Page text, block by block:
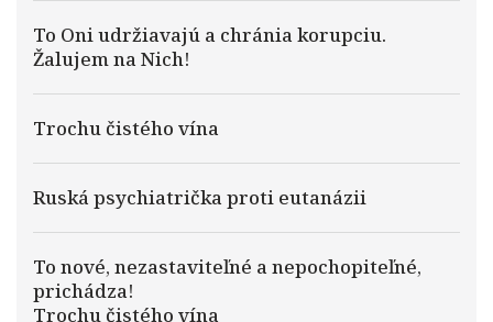
To Oni udržiavajú a chránia korupciu.
Žalujem na Nich!
Trochu čistého vína
Ruská psychiatrička proti eutanázii
To nové, nezastaviteľné a nepochopiteľné,
prichádza!
Trochu čistého vína